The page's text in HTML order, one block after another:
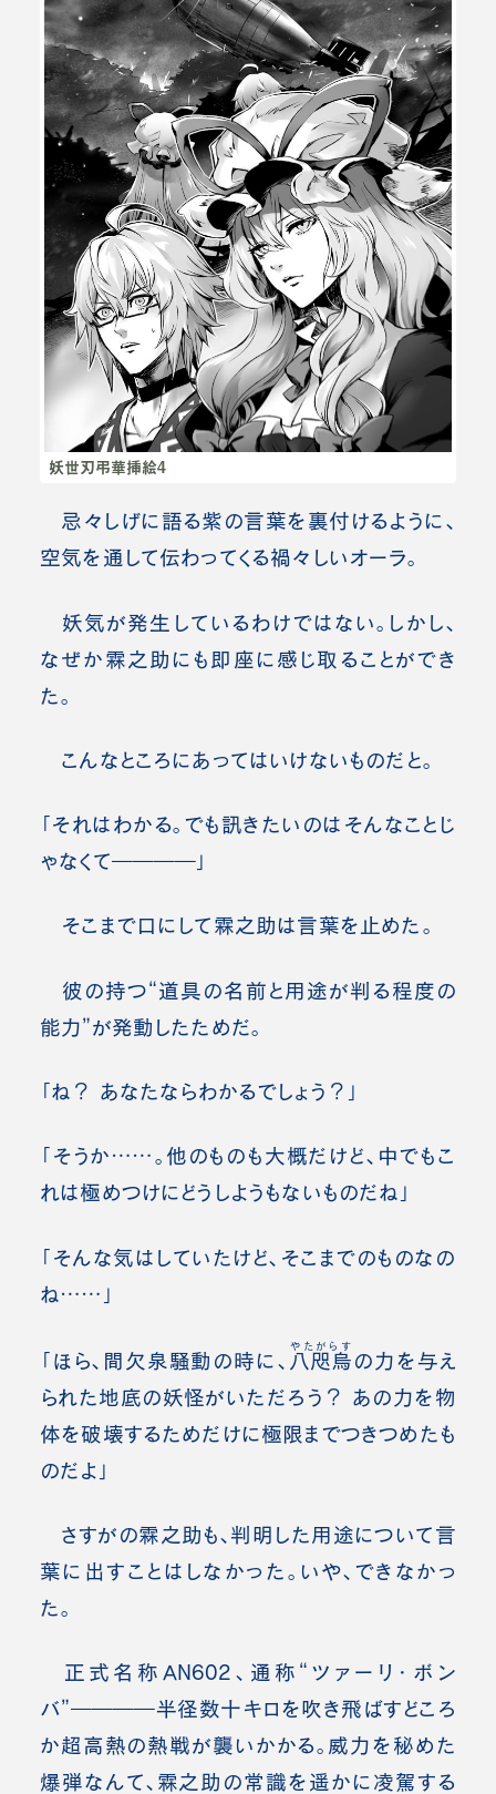
妖世刃弔華挿絵4
忌々しげに語る紫の言葉を裏付けるように、
空気を通して伝わってくる禍々しいオーラ。
妖気が発生しているわけではない。しかし、
なぜか霖之助にも即座に感じ取ることができ
た。
こんなところにあってはいけないものだと。
「それはわかる。でも訊きたいのはそんなことじ
ゃなくて――――」
そこまで口にして霖之助は言葉を止めた。
彼の持つ“道具の名前と用途が判る程度の
能力”が発動したためだ。
「ね？ あなたならわかるでしょう ？」
「そうか……。他のものも大概だけど、中でもこ
れは極めつけにどうしようもないものだね」
「そんな気はしていたけど、そこまでのものなの
ね……」
「ほら、間欠泉騒動の時に、 八咫烏
やたがらす
の力を与え
られた地底の妖怪がいただろう？ あの力を物
体を破壊するためだけに極限までつきつめたも
のだよ」
さすがの霖之助も、判明した用途について言
葉に出すことはしなかった。いや、できなかっ
た。
正式名称AN602、通称“ツァーリ・ボン
バ”――――半径数十キロを吹き飛ばすどころ
か超高熱の熱戦が襲いかかる。威力を秘めた
爆弾なんて、霖之助の常識を遥かに凌駕する